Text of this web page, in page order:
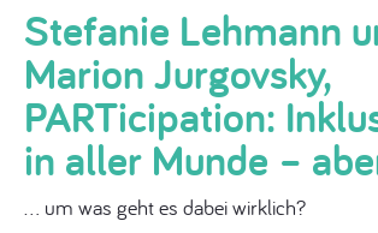
Stefanie Lehmann
Marion Jurgovsky,
PARTicipation:
in aller Munde –
… um was geht es dabei wirklich?